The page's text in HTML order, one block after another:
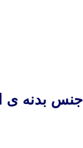
جنس بدنه ی استاپر 45